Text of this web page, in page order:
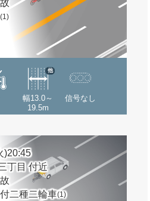
(1)
幅13.0～
19.5m
他
信号なし
)20:45
丁目 付近
二種二輪車(1)